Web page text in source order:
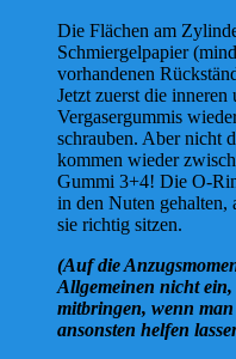
Die Flächen am
Schmiergelpapier
vorhandenen
Jetzt zuerst die inneren
Vergasergummis
schrauben. Aber nicht
kommen wieder
Gummi 3+4! Die O-
in den Nuten gehalten,
sie richtig sitzen.
(Auf die
Allgemeinen nicht
mitbringen, wenn
ansonsten helfen